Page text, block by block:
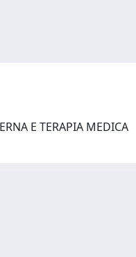
E TERAPIA MEDICA